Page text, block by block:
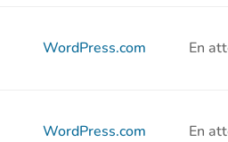
WordPress.com En
WordPress.com En